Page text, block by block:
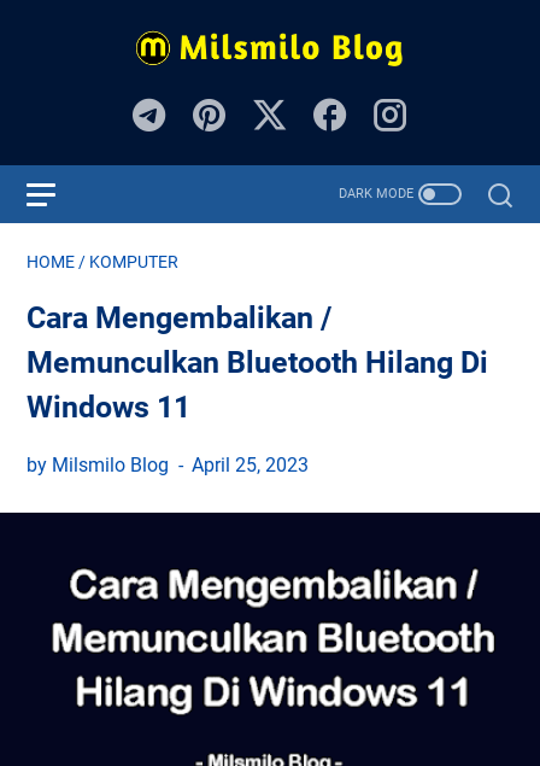
HOME / KOMPUTER
Cara Mengembalikan /
Memunculkan Bluetooth Hilang Di
Windows 11
by Milsmilo Blog April 25, 2023